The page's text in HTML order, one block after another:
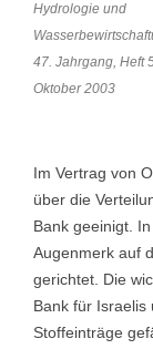
Hydrologie und
47. Jahrgang, Heft
Oktober 2003
Im Vertrag von
über die
Bank geeinigt.
Augenmerk auf
gerichtet. Die
Bank für Israelis
Stoffeinträge